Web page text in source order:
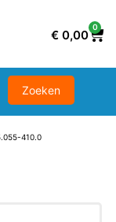
€ 0,00
0
410.0